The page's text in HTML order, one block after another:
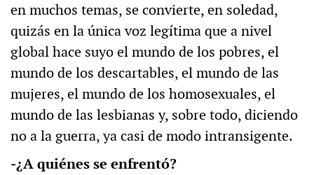
en muchos temas, se convierte, en soledad,
quizás en la única voz legítima que a nivel
global hace suyo el mundo de los pobres, el
mundo de los descartables, el mundo de las
mujeres, el mundo de los homosexuales, el
mundo de las lesbianas y, sobre todo, diciendo
no a la guerra, ya casi de modo intransigente.
‒¿A quiénes se enfrentó?